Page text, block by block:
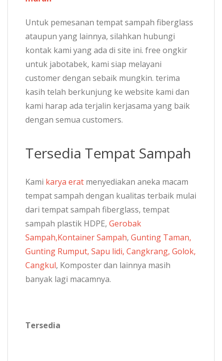
Untuk pemesanan tempat sampah fiberglass
ataupun yang lainnya, silahkan hubungi
kontak kami yang ada di site ini. free ongkir
untuk jabotabek, kami siap melayani
customer dengan sebaik mungkin. terima
kasih telah berkunjung ke website kami dan
kami harap ada terjalin kerjasama yang baik
dengan semua customers.
Tersedia Tempat Sampah
Kami karya erat menyediakan aneka macam
tempat sampah dengan kualitas terbaik mulai
dari tempat sampah fiberglass, tempat
sampah plastik HDPE, Gerobak
Sampah,Kontainer Sampah, Gunting Taman,
Gunting Rumput, Sapu lidi, Cangkrang, Golok,
Cangkul, Komposter dan lainnya masih
banyak lagi macamnya.
Tersedia